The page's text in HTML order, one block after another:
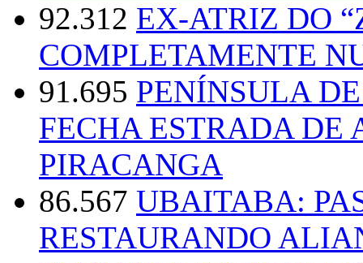
92.312 EX-ATRIZ DO
COMPLETAMENTE
91.695 PENÍNSULA
FECHA ESTRADA DE
PIRACANGA
86.567 UBAITABA:
RESTAURANDO